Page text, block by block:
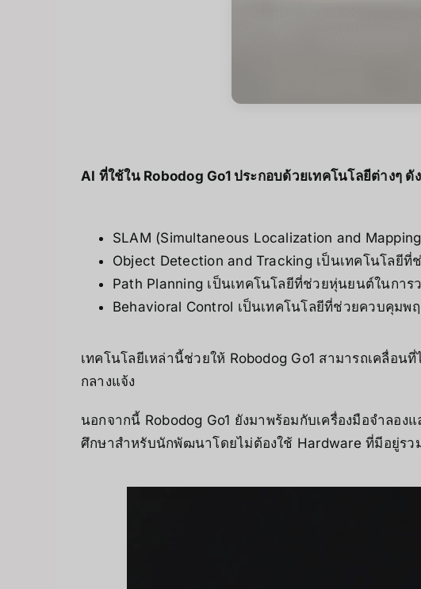
AI ที่ใช้ใน Robodog Go1 ประกอบด้วยเทคโนโลยีต่างๆ ดั
SLAM (Simultaneous Localization and
Object Detection and Tracking เป็นเทคโนโลยี
Path Planning เป็นเทคโนโลยีที่ช่วยหุ่นยนต์ในการ
Behavioral Control เป็นเทคโนโลยีที่ช่วยควบคุมพ
เทคโนโลยีเหล่านี้ช่วยให้ Robodog Go1 สามารถเคลื่อ
กลางแจ้ง
นอกจากนี้ Robodog Go1 ยังมาพร้อมกับเครื่องมือจำลอ
ศึกษาสำหรับนักพัฒนาโดยไม่ต้องใช้ Hardware ที่มีอยู่ร